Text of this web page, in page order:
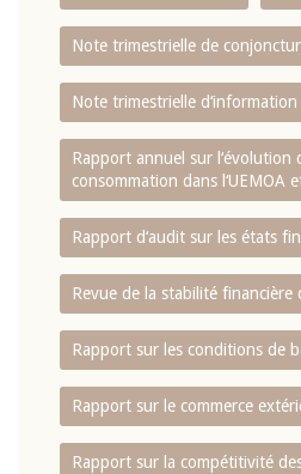
Note trimestrielle de
Note trimestrielle d‘information
Rapport annuel sur l‘évolution
consommation dans l‘UEMOA
Rapport d‘audit sur les états
Revue de la stabilité financière
Rapport sur les conditions de
Rapport sur le commerce
Rapport sur la compétitivité